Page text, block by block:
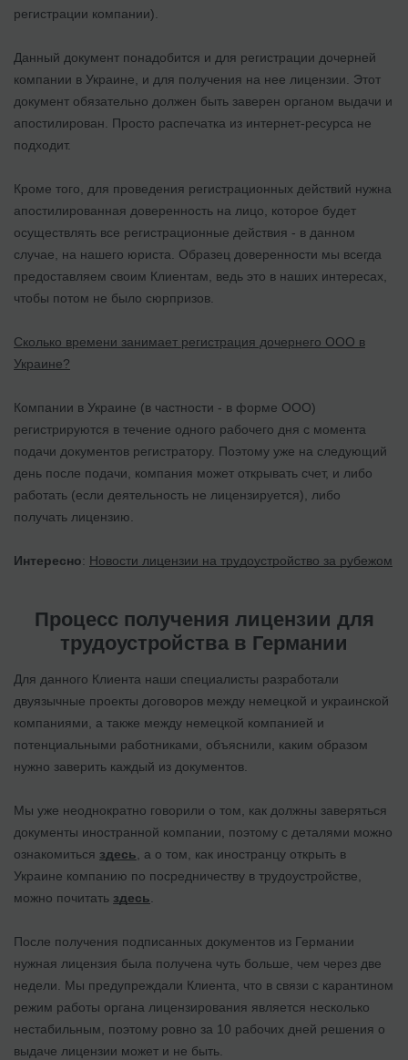
регистрации компании).
Данный документ понадобится и для регистрации дочерней
компании в Украине, и для получения на нее лицензии. Этот
документ обязательно должен быть заверен органом выдачи и
апостилирован. Просто распечатка из интернет-ресурса не
подходит.
Кроме того, для проведения регистрационных действий нужна
апостилированная доверенность на лицо, которое будет
осуществлять все регистрационные действия - в данном
случае, на нашего юриста. Образец доверенности мы всегда
предоставляем своим Клиентам, ведь это в наших интересах,
чтобы потом не было сюрпризов.
Сколько времени занимает регистрация дочернего ООО в
Украине?
Компании в Украине (в частности - в форме ООО)
регистрируются в течение одного рабочего дня с момента
подачи документов регистратору. Поэтому уже на следующий
день после подачи, компания может открывать счет, и либо
работать (если деятельность не лицензируется), либо
получать лицензию.
Интересно: Новости лицензии на трудоустройство за рубежом
Процесс получения лицензии для
трудоустройства в Германии
Для данного Клиента наши специалисты разработали
двуязычные проекты договоров между немецкой и украинской
компаниями, а также между немецкой компанией и
потенциальными работниками, объяснили, каким образом
нужно заверить каждый из документов.
Мы уже неоднократно говорили о том, как должны заверяться
документы иностранной компании, поэтому с деталями можно
ознакомиться здесь , а о том, как иностранцу открыть в
Украине компанию по посредничеству в трудоустройстве,
можно почитать здесь
После получения подписанных документов из Германии
нужная лицензия была получена чуть больше, чем через две
недели. Мы предупреждали Клиента, что в связи с карантином
режим работы органа лицензирования является несколько
нестабильным, поэтому ровно за 10 рабочих дней решения о
выдаче лицензии может и не быть.